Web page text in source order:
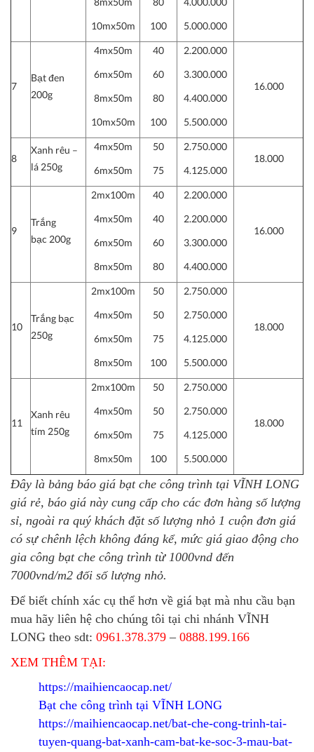
10mx50m
100
5.000.000
7
Bạt đen
200g
4mx50m
6mx50m
8mx50m
10mx50m
40
60
80
100
2.200.000
3.300.000
4.400.000
5.500.000
16.000
8
Xanh rêu –
lá 250g
4mx50m
6mx50m
50
75
2.750.000
4.125.000
18.000
9
Trắng
bạc 200g
2mx100m
4mx50m
6mx50m
8mx50m
40
40
60
80
2.200.000
2.200.000
3.300.000
4.400.000
16.000
10
Trắng bạc
250g
2mx100m
4mx50m
6mx50m
8mx50m
50
50
75
100
2.750.000
2.750.000
4.125.000
5.500.000
18.000
11
Xanh rêu
tím 250g
2mx100m
4mx50m
6mx50m
8mx50m
50
50
75
100
2.750.000
2.750.000
4.125.000
5.500.000
18.000
Đây là bảng báo giá bạt che công trình tại VĨNH LONG
giá rẻ, báo giá này cung cấp cho các đơn hàng số lượng
sỉ, ngoài ra quý khách đặt số lượng nhỏ 1 cuộn đơn giá
có sự chênh lệch không đáng kể, mức giá giao động cho
gia công bạt che công trình từ 1000vnd đến
7000vnd/m2 đối số lượng nhỏ.
Để biết chính xác cụ thể hơn về giá bạt mà nhu cầu bạn
mua hãy liên hệ cho chúng tôi tại chi nhánh VĨNH
LONG theo sdt: 0961.378.379 – 0888.199.166
XEM THÊM TẠI:
https://maihiencaocap.net/
Bạt che công trình tại VĨNH LONG
https://maihiencaocap.net/bat-che-cong-trinh-tai-
tuyen-quang-bat-xanh-cam-bat-ke-soc-3-mau-bat-